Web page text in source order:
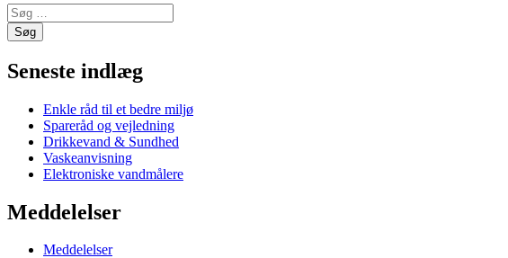
Seneste indlæg
Enkle råd til et bedre miljø
Spareråd og vejledning
Drikkevand & Sundhed
Vaskeanvisning
Elektroniske vandmålere
Meddelelser
Meddelelser